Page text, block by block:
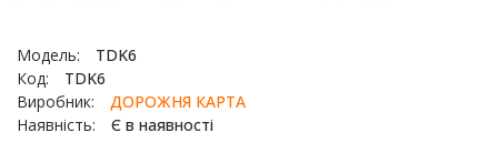
Модель:
TDK6
Код:
TDK6
Виробник:
ДОРОЖНЯ КАРТА
Наявність:
Є в наявності